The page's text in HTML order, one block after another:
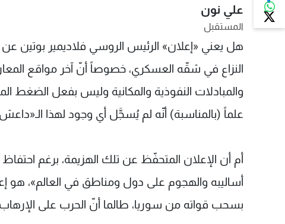
علي نون
المستقبل
هل يعني «إعلان» الرئيس الروسي فلاديمير بوتين
النزاع في شقّه العسكري، خصوصاً أنّ آخر مواقع
والمبادلات النفوذية والمكانية وليس بفعل الضغط
علماً (بالمناسبة) أنّه لم يُسجَّل أي وجود لهذا
أم أن الإعلان المتحفّظ عن تلك الهزيمة، برغم احتفاظ
أساليبه والهجوم على دول ومناطق في العالم»، هو
بسحب قواته من سوريا، طالما أنّ الحرب على